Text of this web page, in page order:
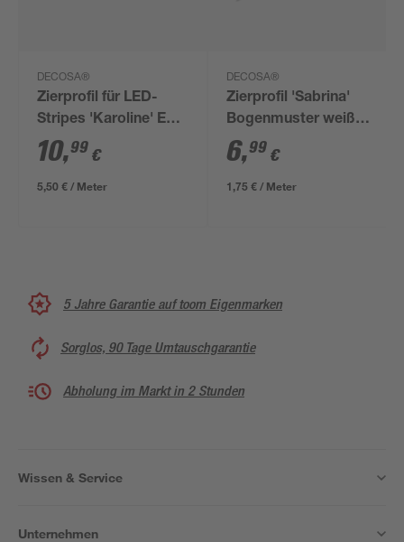
DECOSA®
Zierprofil für LED-
Stripes 'Karoline' EPS
weiß 200 x 6,5 cm
10,99 €
5,50 € / Meter
DECOSA®
Zierprofil 'Sabrina'
Bogenmuster weiß
200 x 1,5 x 2,5 cm 2
Stück
6,99 €
1,75 € / Meter
5 Jahre Garantie auf toom Eigenmarken
Sorglos, 90 Tage Umtauschgarantie
Abholung im Markt in 2 Stunden
Wissen & Service
Unternehmen